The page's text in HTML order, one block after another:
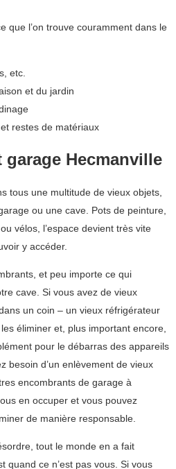
que l’on trouve couramment dans le
etc.
et du jardin
restes de matériaux
garage Hecmanville
tous une multitude de vieux objets,
ou une cave. Pots de peinture,
vélos, l’espace devient très vite
y accéder.
et peu importe ce qui
cave. Si vous avez de vieux
un coin – un vieux réfrigérateur
éliminer et, plus important encore,
pour le débarras des appareils
besoin d’un enlèvement de vieux
encombrants de garage à
en occuper et vous pouvez
de manière responsable.
tout le monde en a fait
quand ce n’est pas vous. Si vous